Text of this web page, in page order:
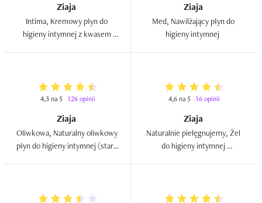
Ziaja
Intima, Kremowy płyn do
higieny intymnej z kwasem
Ziaja
Med, Nawilżający płyn do
4,3 na 5 126 opinii
Ziaja
Oliwkowa, Naturalny oliwkowy
płyn do higieny intymnej (stara
4,6 na 5 16 opinii
Ziaja
Naturalnie pielęgnujemy, Żel
do higieny intymnej